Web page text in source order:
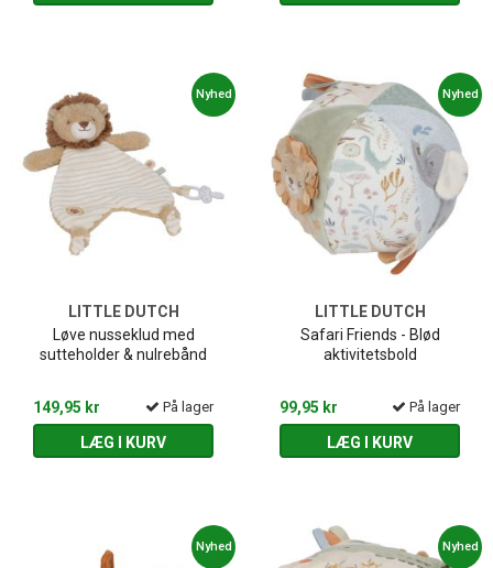
Nyhed
LITTLE DUTCH
Løve nusseklud med
sutteholder & nulrebånd
149,95 kr På lager
LÆG I KURV
Nyhed
LITTLE DUTCH
Safari Friends - Blød
aktivitetsbold
99,95 kr På lager
LÆG I KURV
Nyhed Nyhed